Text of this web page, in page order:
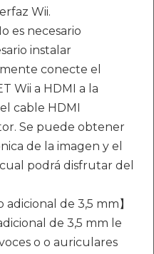
Wii.
es necesario
instalar
conecte el
Wii a HDMI a la
cable HDMI
Se puede obtener
de la imagen y el
podrá disfrutar del
de 3,5 mm】
de 3,5 mm le
o o auriculares